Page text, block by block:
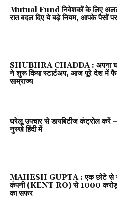
Mutual Fund निवेशकों के लिए
रात बदल दिए ये बड़े नियम, आपके पैसों
SHUBHRA CHADDA : अपना घर
ने शुरू किया स्टार्टअप, आज पूरे देश में
साम्राज्य
घरेलू उपचार से डायबिटीज कंट्रोल करें
नुस्खे हिंदी में
MAHESH GUPTA : एक छोटे से
कंपनी (KENT RO) से 1000
का सफर